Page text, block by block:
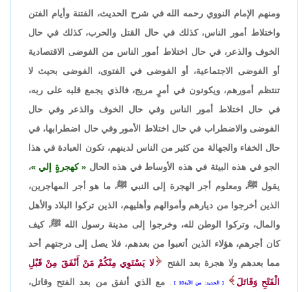
ومنهم الإمام النووي رحمه الله في شرح الحديث، الفتنة وأيام الفتن
واختلاط أمور الناس، كذلك في حال القتل والحرب، كذلك في حال
الخوف والذعر، في حال اختلاط أمور الناس من الفوضى الاقتصادية
أو الفوضى الاجتماعية، أو الفوضى في الفتوى، الفوضى بحيث لا
تنتظم أمورهم، ويكونون في أمرٍ مريج، فالذي يجمع قلبه على ربه،
في حال اختلاط أمور الناس وفي حال الخوف والذعر وفي حال
الفوضى والاضطراب في حال اختلاط الأمور وفي حال اضطرابها، في
حال الخفاء والجهالة من كثير من الناس لدينهم، تكون العبادة في هذا
الجو في هذه البيئة في هذه الأوساط في هذه الحال
كهجرةٍ إلي
،
يقول ﷺ، ومعلوم أجر الهجرة إلى النبي ﷺ، ما هو أجر المهاجرين،
الذين أخرجوا من ديارهم وأموالهم وأهليهم، الذين تركوا البلاد والأهل
والمال، وتركوا الوطن لله، وخرجوا إلى مدينة رسول الله ﷺ، كيف
كان أجرهم، هؤلاء الذين أتعبوا من بعدهم، فلا يصل إلى درجتهم أحد
مما بعدهم ولا هجرة بعد الفتح
لا يَسْتَوِي مِنْكُمْ مَنْ أَنْفَقَ مِنْ قَبْلِ
الْفَتْحِ وَقَاتَلَ
الحديد: من الآية10
مع الذي أنفق من بعد الفتح وقاتل،